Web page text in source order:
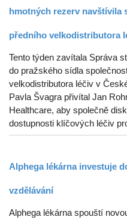
hmotných rezerv navštívila
předního velkodistributora
Tento týden zavítala Správa
do pražského sídla
velkodistributora léčiv v
Pavla Švagra přivítal Jan
Healthcare, aby společně
dostupnosti klíčových léčiv
Alphega lékárna investuje
vzdělávání
Alphega lékárna spouští